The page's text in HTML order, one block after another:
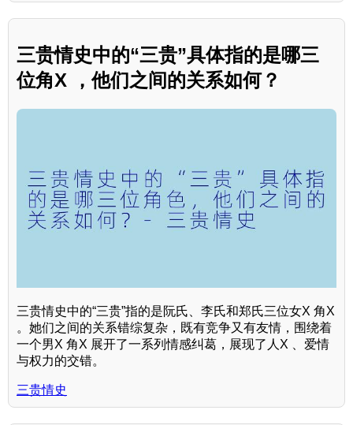
三贵情史中的“三贵”具体指的是哪三
位角X ，他们之间的关系如何？
三贵情史中的“三贵”指的是阮氏、李氏和郑氏三位女X 角X
。她们之间的关系错综复杂，既有竞争又有友情，围绕着
一个男X 角X 展开了一系列情感纠葛，展现了人X 、爱情
与权力的交错。
三贵情史